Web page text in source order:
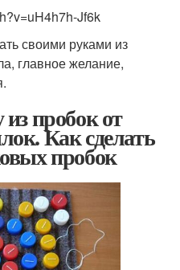
Jf6k
своими руками из
главное желание,
пробок от
Как сделать
пробок